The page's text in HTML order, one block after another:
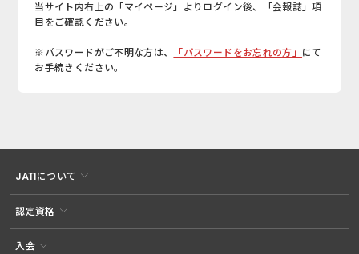
当サイト内右上の「マイページ」よりログイン後、「会報誌」項
目をご確認ください。
※パスワードがご不明な方は、 「パスワードをお忘れの方」 にて
お手続きください。
JATIについて
認定資格
入会